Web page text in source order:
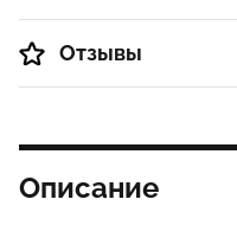
Отзывы
Описание